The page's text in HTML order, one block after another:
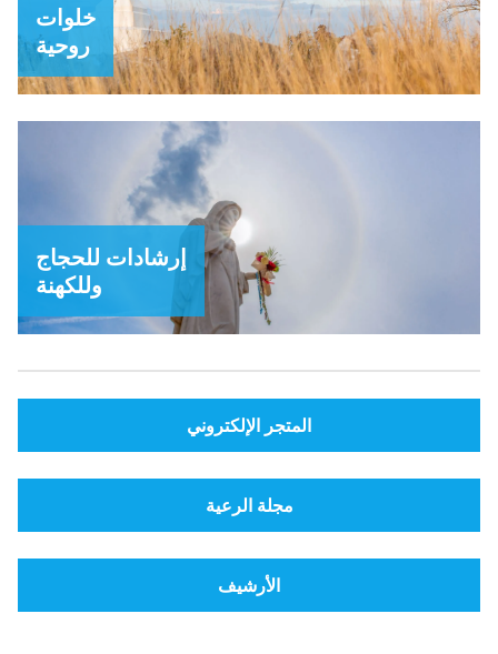
خلوات
روحية
إرشادات للحجاج
وللكهنة
المتجر الإلكتروني
مجلة الرعية
الأرشيف